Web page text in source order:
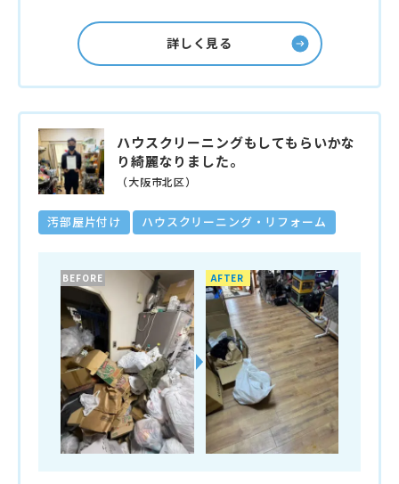
詳しく見る
ハウスクリーニングもしてもらいかな
り綺麗なりました。
（大阪市北区）
汚部屋片付け ハウスクリーニング・リフォーム
BEFORE AFTER